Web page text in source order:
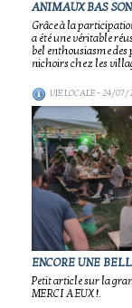
ANIMAUX BAS
Grâce à la
a été une véritable
bel enthousiasme
nichoirs chez les
VIE LOCALE- 24/07/
ENCORE UNE
Petit article sur la
MERCI A EUX !.